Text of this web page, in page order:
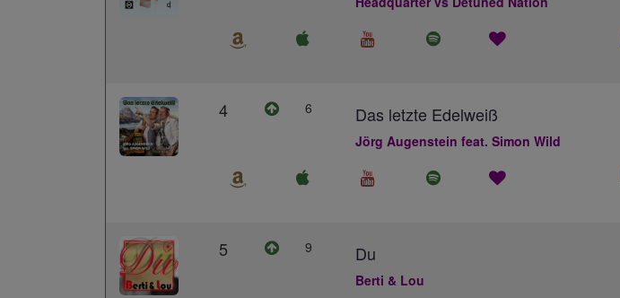
4 6 Das letzte Edelweiß
Jörg Augenstein feat. Simon Wild
5 9 Du
Berti & Lou